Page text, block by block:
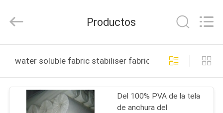
PRODUCTOS
Macromolecule
Materials
All
Reserved.
Productos
water soluble fabric stabiliser fabricación en línea
Del 100% PVA de la tela
de anchura del